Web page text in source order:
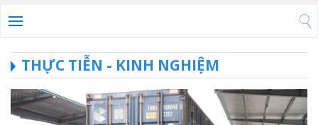
THỰC TIỄN - KINH NGHIỆM